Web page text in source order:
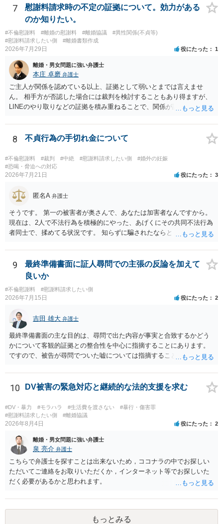
よいと思います。 ただ．慰謝料額については，婚姻破綻に至っていな
いとして，この点を考慮されることになるかもしれません。 ②夫との
今後のことを考えて書いてもらうか否かを検討するのがよいと思いま
す。今ある証拠以上のことを証明（証明力を強めることも含む）でき
るのであれば，前向きに検討を進めるという考え方でもよいでしょ
値と夫との関係との均衡のように思います。 ③行政書士に委任をして
いるのであれば，どのような内容の委任なのか不明ですが，その行政
書士との協議になると思います。請求するか，訴訟にするか，その点
の見極めや，相手方は性交類似行為は認めているのか，それさえも否
定しているのかによって，考え方・進め方は変わってくると思いま
あれば，本人（行政書士でも同じだと思います。）への対応ではあま
り変わらないように思います。減額で折り合えるなら本人様の交渉で
もよいように思いますが，ゼロかどうかの観点であれば，訴訟に進む
しかなくなるようにも思います。そうしますと，お近くの弁護士に相
談して進めることを検討した方がよいようにも思います。
7
慰謝料請求時の不定の証拠について。効力がある
のか知りたい。
#不倫慰謝料 #離婚の慰謝料 #離婚協議
#異性関係(不貞等)
#慰謝料請求したい側
#離婚書類作成
2026年7月29日 役にたった 1
離婚・男女問題に強い弁護士
本庄 卓磨 弁護士
ご主人が関係を認めている以上、証拠として弱いとまでは言えませ
ん。 相手方が否認した場合には裁判を検討することもあり得ますが、
LINEのやり取りなどの証拠を積み重ねることで、関係が認定される余
個別の事情によりますので、お早めに弁護士に相談されることをおす
すめします。
8 不貞行為の手切れ金について
#不倫慰謝料 #裁判 #中絶 #慰謝料請求したい側
#婚外の妊娠
#恐喝・脅迫への対応
2026年7月21日 役にたった 3
匿名A 弁護士
そうです。 第一の被害者が奥さんで、あなたは加害者なんですから。
現在は、2人で不法行為を積極的にやった、あげくにその共同不法行為
者同士で、揉めてる状況です。 知らずに騙されたならともか
というだけですから。
9
最終準備書面に証人尋問での主張の反論を加えて
良いか
#不倫慰謝料 #慰謝料請求したい側
2026年7月15日 役にたった 2
吉田 雄大 弁護士
最終準備書面の主な目的は、尋問で出た内容が事実と合致するかどう
かについて客観的証拠との整合性を中心に指摘することにあります。
ですので、被告が尋問でついた嘘については指摘することが大切で
事実でないとの指摘をすることも必要です。 これらの点について最終
準備書面で的確な指摘ができれば裁判所の理解も深まると思います
えるかどうかは、裁判官の個性に依る点が大きいので、何ともいえま
せん。
10 DV被害の緊急対応と継続的な法的支援を求む
#DV・暴力 #モラハラ #生活費を渡さない
#暴行・傷害罪
#慰謝料請求したい側
#離婚協議
2026年8月4日 役にたった 2
離婚・男女問題に強い弁護士
泉 亮介 弁護士
こちらで弁護士を探すことは出来ないため，ココナラの中でお探しい
ただいてご連絡をお取りいただくか，インターネット等でお探しいた
だく必要があるかと思われます。
もっとみる